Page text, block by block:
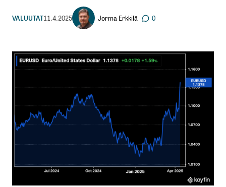
VALUUTAT11.4.2025 Jorma Erkkilä 0